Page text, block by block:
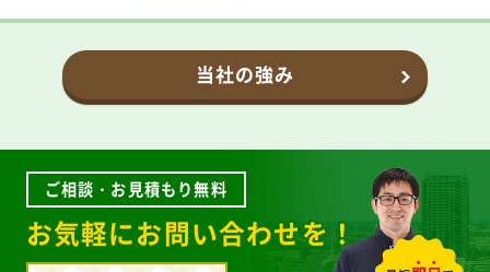
当社の強み
ご相談・お見積もり無料
お気軽にお問い合わせを！